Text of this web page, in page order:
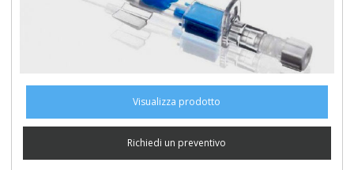
Visualizza prodotto
Richiedi un preventivo